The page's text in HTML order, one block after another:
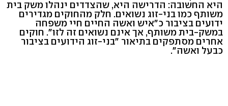
היא החשובה: הדרישה היא, שהצדדים ינהלו משק בית
משותף כמו בני-זוג נשואים. חלק מהחוקים מגדירים
ידועים בציבור כ"איש ואשה החיים חיי משפחה
במשק-בית משותף, אך אינם נשואים זה לזו". חוקים
אחרים מסתפקים בתיאור "בני-זוג הידועים בציבור
כבעל ואשה".